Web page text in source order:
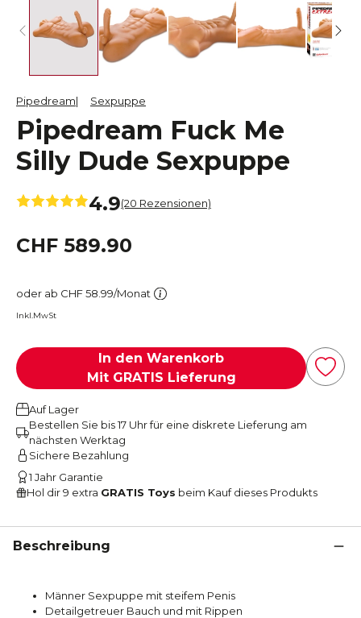
Pipedream Sexpuppe
Pipedream Fuck Me
Silly Dude Sexpuppe
4.9(20 Rezensionen)
CHF 589.90
oder ab CHF 58.99/Monat
Inkl.MwSt
In den Warenkorb
Mit GRATIS Lieferung
Auf Lager
Bestellen Sie bis 17 Uhr für eine diskrete Lieferung am
nächsten Werktag
Sichere Bezahlung
1 Jahr Garantie
Hol dir 9 extra GRATIS Toys beim Kauf dieses Produkts
Beschreibung
Männer Sexpuppe mit steifem Penis
Detailgetreuer Bauch und mit Rippen